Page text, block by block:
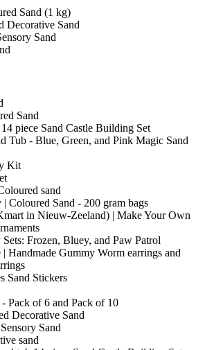
Sand (1 kg)
Decorative Sand
Sand
Sand
piece Sand Castle Building Set
Tub - Blue, Green, and Pink Magic Sand
Kit
sand
Coloured Sand - 200 gram bags
in Nieuw-Zeeland) | Make Your Own
Frozen, Bluey, and Paw Patrol
| Handmade Gummy Worm earrings and
Sand Stickers
Pack of 6 and Pack of 10
Decorative Sand
Sand
sand